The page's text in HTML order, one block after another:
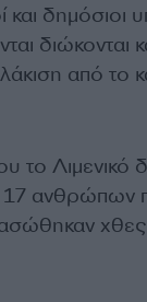
και δημόσιοι
διώκονται
από το
το Λιμενικό
17 ανθρώπων